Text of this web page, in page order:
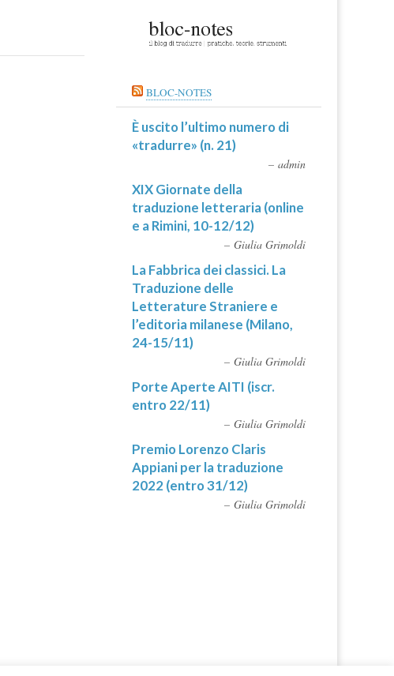
BLOC-NOTES
È uscito l’ultimo numero di
«tradurre» (n. 21)
admin
XIX Giornate della
traduzione letteraria (online
e a Rimini, 10-12/12)
Giulia Grimoldi
La Fabbrica dei classici. La
Traduzione delle
Letterature Straniere e
l’editoria milanese (Milano,
24-15/11)
Giulia Grimoldi
Porte Aperte AITI (iscr.
entro 22/11)
Giulia Grimoldi
Premio Lorenzo Claris
Appiani per la traduzione
2022 (entro 31/12)
Giulia Grimoldi